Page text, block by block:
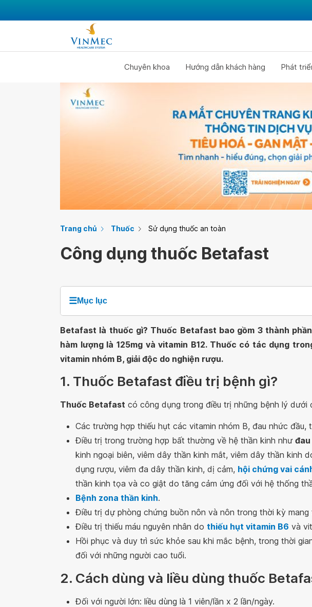
Chuyên khoa Hướng dẫn khách hàng Phát
Trang chủ Thuốc Sử dụng thuốc an toàn
Công dụng thuốc Betafast
☰Mục lục
Betafast là thuốc gì? Thuốc Betafast bao gồm 3 thành
hàm lượng là 125mg và vitamin B12. Thuốc có tác dụng
vitamin nhóm B, giải độc do nghiện rượu.
1. Thuốc Betafast điều trị bệnh gì?
Thuốc Betafast có công dụng trong điều trị những bệnh lý dưới
Các trường hợp thiếu hụt các vitamin nhóm B, đau nhức đầu,
Điều trị trong trường hợp bất thường về hệ thần kinh như
kinh ngoại biên, viêm dây thần kinh mắt, viêm dây thần kinh
dụng rượu, viêm đa dây thần kinh, dị cảm, hội chứng vai
thần kinh tọa và co giật do tăng cảm ứng đối với hệ thống
Bệnh zona thần kinh.
Điều trị dự phòng chứng buồn nôn và nôn trong thời kỳ mang
Điều trị thiếu máu nguyên nhân do thiếu hụt vitamin B6 và
Hồi phục và duy trì sức khỏe sau khi mắc bệnh, trong thời
đối với những người cao tuổi.
2. Cách dùng và liều dùng thuốc
Đối với người lớn: liều dùng là 1 viên/lần x 2 lần/ngày.